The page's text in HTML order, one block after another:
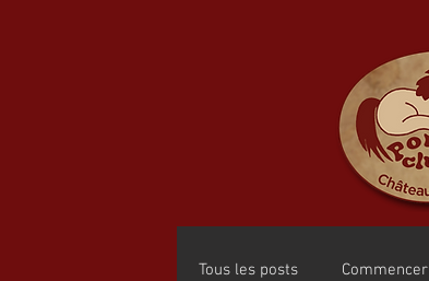
Tous les posts Commencer